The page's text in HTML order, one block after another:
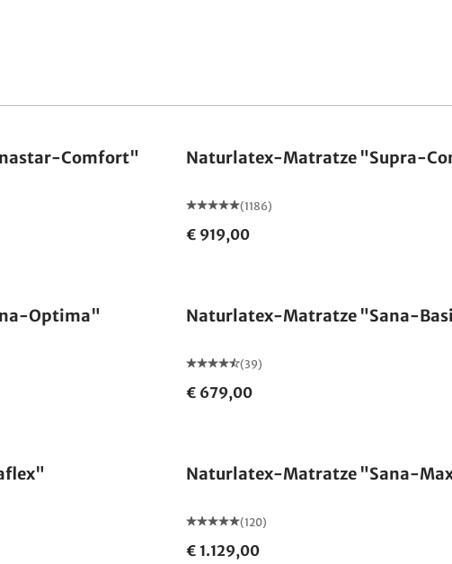
Comfort" Naturlatex-Matratze "Supra-
(1186)
€ 919,00
Optima" Naturlatex-Matratze "Sana-
(39)
€ 679,00
Naturlatex-Matratze "Sana-
(120)
€ 1.129,00